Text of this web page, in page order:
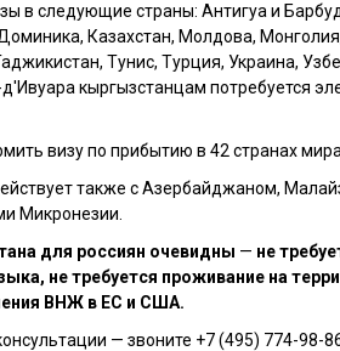
в следующие страны: Антигуа и
Казахстан, Молдова,
Тунис, Турция, Украина,
кыргызстанцам потребуется
визу по прибытию в 42 странах мира.
также с Азербайджаном,
Микронезии.
для россиян очевидны — не
не требуется проживание на
ВНЖ в ЕС и США.
— звоните +7 (495) 774-98-